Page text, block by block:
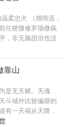
柔忠犬 （感情流，
任梗微修罗场微疯
，非无脑甜但也没
最相信爱情的年龄
然决然的逃离了cos
泄口，成为了一名
故事。 五年后，
角的一起陨落，
了一整年，回来就
死去的爱情给一点
和麻痹，充满调戏
靠山
是无天赋、无魂
斗城外比较偏僻的
有一天祸从天降，
被唐三记恨，被